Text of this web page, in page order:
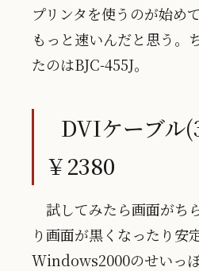
プリンタを使うのが始め
もっと速いんだと思う。
たのはBJC-455J。
DVIケーブル
￥2380
試してみたら画面がち
り画面が黒くなったり安
Windows2000のせいっ